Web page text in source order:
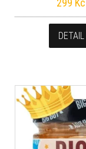
DETAIL